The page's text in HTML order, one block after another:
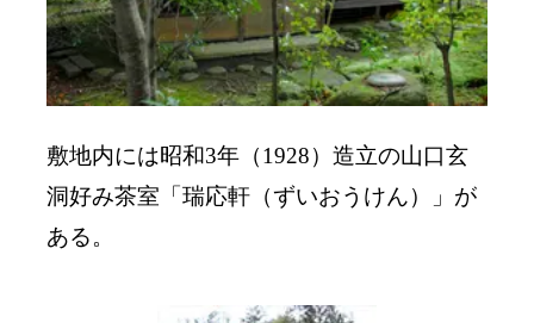
敷地内には昭和3年（1928）造立の山口玄
洞好み茶室「瑞応軒（ずいおうけん）」が
ある。